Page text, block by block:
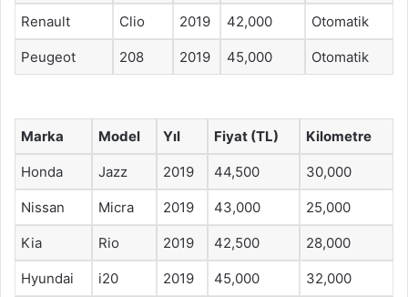
Renault Clio 2019 42,000 Otomatik
Peugeot 208 2019 45,000 Otomatik
Marka Model Yıl Fiyat (TL) Kilometre
Honda Jazz 2019 44,500 30,000
Nissan Micra 2019 43,000 25,000
Kia Rio 2019 42,500 28,000
Hyundai i20 2019 45,000 32,000